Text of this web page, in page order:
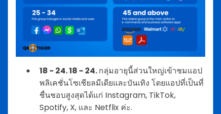
18 - 24. 18 - 24.กลุ่มอายุนี้ส่วนใหญ่เข้าชมแอป
พลิเคชั่นโซเชียลมีเดียและบันเทิง โดยแอปที่เป็นที่
ชื่นชอบสูงสุดได้แก่ Instagram, TikTok,
Spotify, X, และ Netflix ค่ะ.